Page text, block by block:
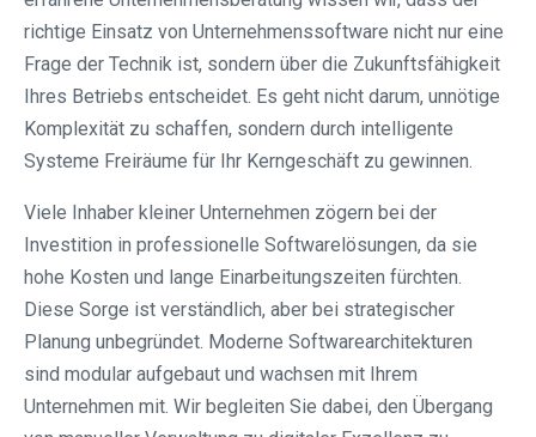
richtige Einsatz von Unternehmenssoftware nicht nur eine
Frage der Technik ist, sondern über die Zukunftsfähigkeit
Ihres Betriebs entscheidet. Es geht nicht darum, unnötige
Komplexität zu schaffen, sondern durch intelligente
Systeme Freiräume für Ihr Kerngeschäft zu gewinnen.
Viele Inhaber kleiner Unternehmen zögern bei der
Investition in professionelle Softwarelösungen, da sie
hohe Kosten und lange Einarbeitungszeiten fürchten.
Diese Sorge ist verständlich, aber bei strategischer
Planung unbegründet. Moderne Softwarearchitekturen
sind modular aufgebaut und wachsen mit Ihrem
Unternehmen mit. Wir begleiten Sie dabei, den Übergang